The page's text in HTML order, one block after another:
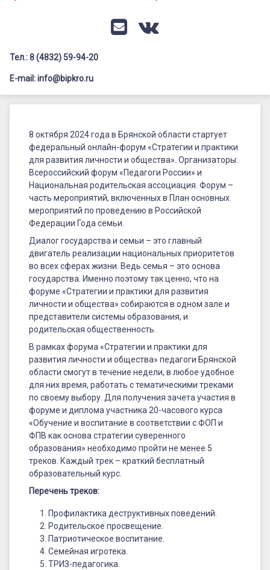
Профилактика дистанционных преступлений
Флагманы образования
Педагог-психолог
E-mailVK
Заголовок сайта → второстепенный
Тел.: 8 (4832) 59-94-20
E-mail: info@bipkro.ru
онлайн-
форум
«Стратегии
практики
для
развития
личности
общества»
ГАУ ДПО "БИПКРО"
Категории:
Новости
8 октября 2024 года в Брянской области стартует
федеральный онлайн-форум «Стратегии и практики
для развития личности и общества». Организаторы:
Всероссийский форум «Педагоги России» и
Национальная родительская ассоциация. Форум –
часть мероприятий, включенных в План основных
мероприятий по проведению в Российской
Федерации Года семьи.
Диалог государства и семьи – это главный
двигатель реализации национальных приоритетов
во всех сферах жизни. Ведь семья – это основа
государства. Именно поэтому так ценно, что на
форуме «Стратегии и практики для развития
личности и общества» собираются в одном зале и
представители системы образования, и
родительская общественность.
В рамках форума «Стратегии и практики для
развития личности и общества» педагоги Брянской
области смогут в течение недели, в любое удобное
для них время, работать с тематическими треками
по своему выбору. Для получения зачета участия в
форуме и диплома участника 20-часового курса
«Обучение и воспитание в соответствии с ФОП и
ФПВ как основа стратегии суверенного
образования» необходимо пройти не менее 5
треков. Каждый трек – краткий бесплатный
образовательный курс.
Перечень треков:
Профилактика деструктивных поведений.
Родительское просвещение.
Патриотическое воспитание.
Семейная игротека.
ТРИЗ-педагогика.